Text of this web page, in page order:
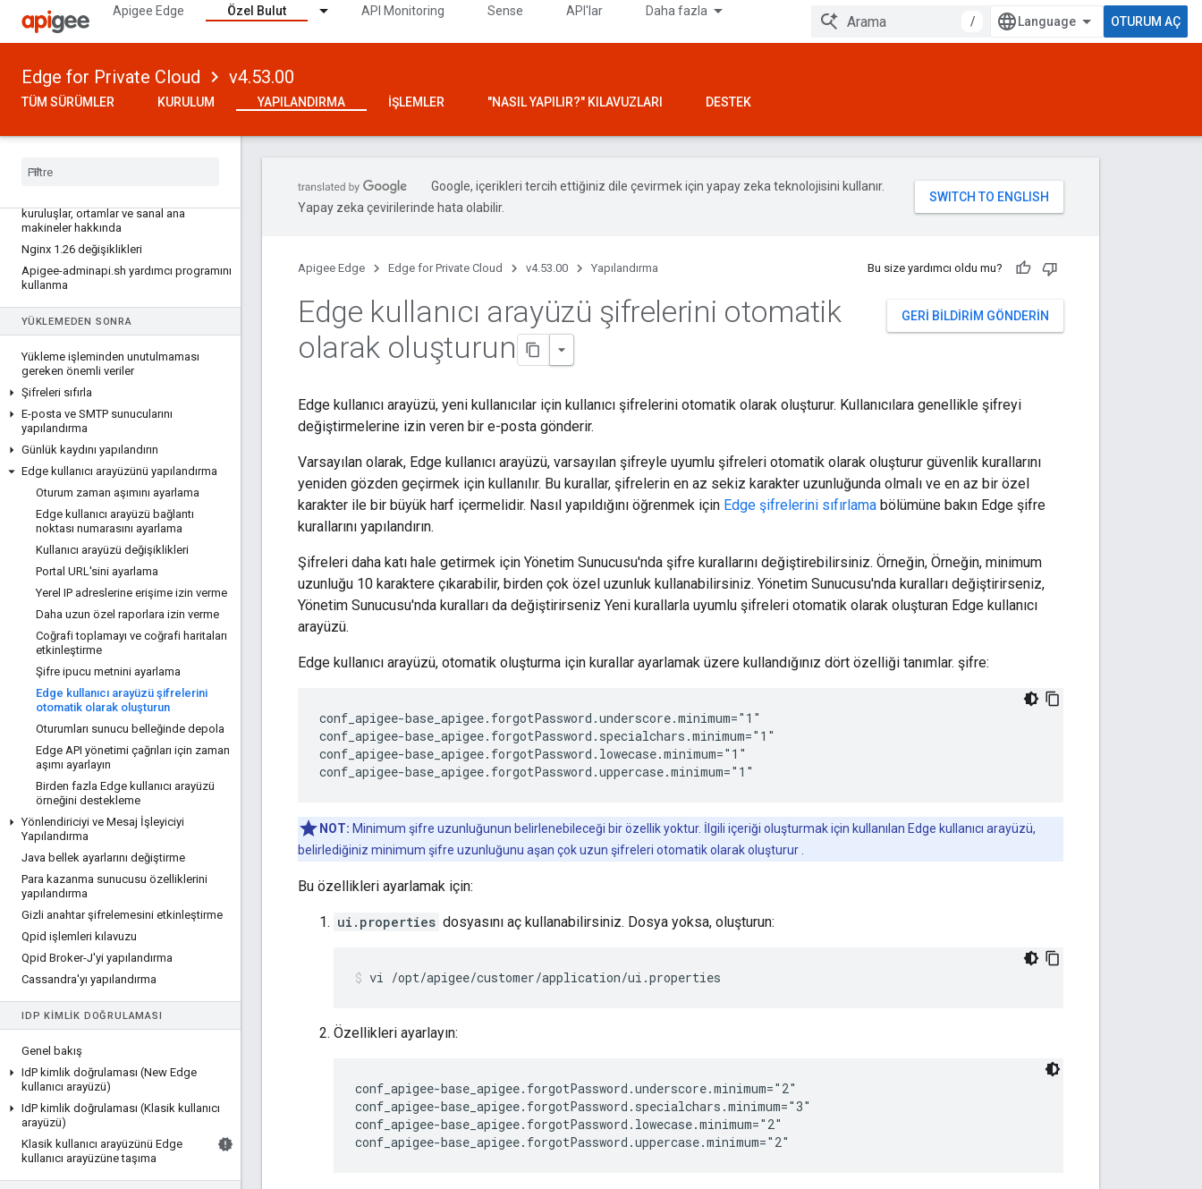
Apigee Edge Özel Bulut API Monitoring Sense API'lar Daha fazla
/ OTURUM AÇ
Edge for Private Cloud v4.53.00
TÜM SÜRÜMLER KURULUM YAPILANDIRMA İŞLEMLER "NASIL YAPILIR?" KILAVUZLARI DESTEK
Edge nasıl yapılandırılır?
kuruluşlar, ortamlar ve sanal ana
makineler hakkında
Nginx 1 .26 değişiklikleri
Apigee-adminapi.sh yardımcı programını
kullanma
YÜKLEMEDEN SONRA
Yükleme işleminden unutulmaması
gereken önemli veriler
Şifreleri sıfırla
E-posta ve SMTP sunucularını
yapılandırma
Günlük kaydını yapılandırın
Edge kullanıcı arayüzünü yapılandırma
Oturum zaman aşımını ayarlama
Edge kullanıcı arayüzü bağlantı
noktası numarasını ayarlama
Kullanıcı arayüzü değişiklikleri
Portal URL'sini ayarlama
Yerel IP adreslerine erişime izin verme
Daha uzun özel raporlara izin verme
Coğrafi toplamayı ve coğrafi haritaları
etkinleştirme
Şifre ipucu metnini ayarlama
Edge kullanıcı arayüzü şifrelerini
otomatik olarak oluşturun
Oturumları sunucu belleğinde depola
Edge API yönetimi çağrıları için zaman
aşımı ayarlayın
Birden fazla Edge kullanıcı arayüzü
örneğini destekleme
Yönlendiriciyi ve Mesaj İşleyiciyi
Yapılandırma
Java bellek ayarlarını değiştirme
Para kazanma sunucusu özelliklerini
yapılandırma
Gizli anahtar şifrelemesini etkinleştirme
Qpid işlemleri kılavuzu
Qpid Broker-J'yi yapılandırma
Cassandra'yı yapılandırma
IDP KIMLIK DOĞRULAMASI
Genel bakış
IdP kimlik doğrulaması (New Edge
kullanıcı arayüzü)
IdP kimlik doğrulaması (Klasik kullanıcı
arayüzü)
Klasik kullanıcı arayüzünü Edge
kullanıcı arayüzüne taşıma
Google, içerikleri tercih ettiğiniz dile çevirmek için yapay zeka teknolojisini kullanır.
Yapay zeka çevirilerinde hata olabilir.
Apigee Edge Edge for Private Cloud v4.53.00 Yapılandırma Bu size yardımcı oldu mu?
GERI BILDIRIM GÖNDERIN
Edge kullanıcı arayüzü şifrelerini otomatik
olarak oluşturun
Edge kullanıcı arayüzü, yeni kullanıcılar için kullanıcı şifrelerini otomatik olarak oluşturur. Kullanıcılara genellikle şifreyi
değiştirmelerine izin veren bir e-posta gönderir.
Varsayılan olarak, Edge kullanıcı arayüzü, varsayılan şifreyle uyumlu şifreleri otomatik olarak oluşturur güvenlik kurallarını
yeniden gözden geçirmek için kullanılır. Bu kurallar, şifrelerin en az sekiz karakter uzunluğunda olmalı ve en az bir özel
karakter ile bir büyük harf içermelidir. Nasıl yapıldığını öğrenmek için Edge şifrelerini sıfırlama bölümüne bakın Edge şifre
kurallarını yapılandırın.
Şifreleri daha katı hale getirmek için Yönetim Sunucusu'nda şifre kurallarını değiştirebilirsiniz. Örneğin, Örneğin, minimum
uzunluğu 10 karaktere çıkarabilir, birden çok özel uzunluk kullanabilirsiniz. Yönetim Sunucusu'nda kuralları değiştirirseniz,
Yönetim Sunucusu'nda kuralları da değiştirirseniz Yeni kurallarla uyumlu şifreleri otomatik olarak oluşturan Edge kullanıcı
arayüzü.
Edge kullanıcı arayüzü, otomatik oluşturma için kurallar ayarlamak üzere kullandığınız dört özelliği tanımlar. şifre:
conf_apigee-base_apigee.forgotPassword.underscore.minimum="1"
conf_apigee-base_apigee.forgotPassword.specialchars.minimum="1"
conf_apigee-base_apigee.forgotPassword.lowecase.minimum="1"
conf_apigee-base_apigee.forgotPassword.uppercase.minimum="1"
NOT: Minimum şifre uzunluğunun belirlenebileceği bir özellik yoktur. İlgili içeriği oluşturmak için kullanılan Edge kullanıcı arayüzü,
belirlediğiniz minimum şifre uzunluğunu aşan çok uzun şifreleri otomatik olarak oluşturur .
Bu özellikleri ayarlamak için:
ui.properties dosyasını aç kullanabilirsiniz. Dosya yoksa, oluşturun:
vi /opt/apigee/customer/application/ui.properties
Özellikleri ayarlayın:
conf_apigee-base_apigee.forgotPassword.underscore.minimum="2"
conf_apigee-base_apigee.forgotPassword.specialchars.minimum="3"
conf_apigee-base_apigee.forgotPassword.lowecase.minimum="2"
conf_apigee-base_apigee.forgotPassword.uppercase.minimum="2"